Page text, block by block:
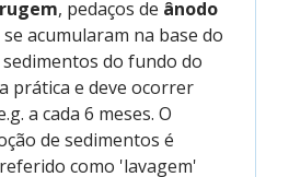
, pedaços de ânodo
se acumularam na base do
do fundo do
prática e deve ocorrer
a cada 6 meses. O
de sedimentos é
como 'lavagem'